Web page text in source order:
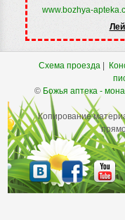
www.bozhya-
Схема проезда|
© Божья аптека -
Копирование